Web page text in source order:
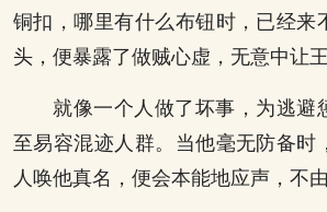
铜扣，哪里有什么布钮时，已经来
头，便暴露了做贼心虚，无意中让
就像一个人做了坏事，为逃避
至易容混迹人群。当他毫无防备时
人唤他真名，便会本能地应声，不